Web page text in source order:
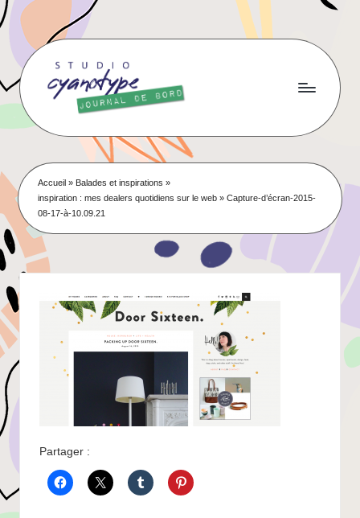
content
Accueil » Balades et inspirations »
inspiration : mes dealers quotidiens sur le web »Capture-d’écran-2015-
08-17-à-10.09.21
Partager :